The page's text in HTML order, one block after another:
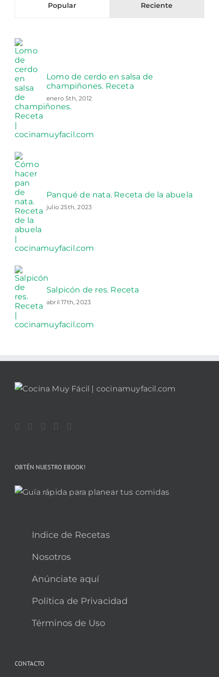
Popular Reciente
Lomo de cerdo en salsa de
champiñones. Receta
enero 5th, 2012
Panqué de nata. Receta de la abuela
julio 25th, 2023
Salpicón de res. Receta
abril 17th, 2023
OBTÉN NUESTRO EBOOK!
Indice de Recetas
Nosotros
Anúnciate aquí
Política de Privacidad
Términos de Uso
CONTACTO